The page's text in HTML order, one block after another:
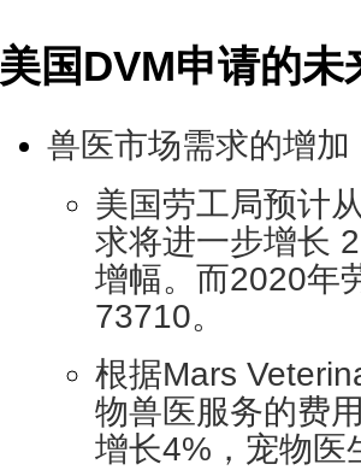
美国DVM申请的未
兽医市场需求的增加
美国劳工局预计
求将进一步增长
增幅。而2020年
73710。
根据Mars
物兽医服务的费
增长4%，宠物医